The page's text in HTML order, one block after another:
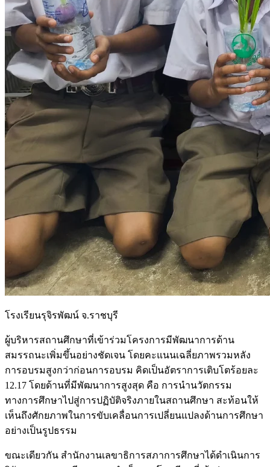
โรงเรียนรุจิรพัฒน์ จ.ราชบุรี
ผู้บริหารสถานศึกษาที่เข้าร่วมโครงการมีพัฒนาการด้าน
สมรรถนะเพิ่มขึ้นอย่างชัดเจน โดยคะแนนเฉลี่ยภาพรวมหลัง
การอบรมสูงกว่าก่อนการอบรม คิดเป็นอัตราการเติบโตร้อยละ
12.17 โดยด้านที่มีพัฒนาการสูงสุด คือ การนำนวัตกรรม
ทางการศึกษาไปสู่การปฏิบัติจริงภายในสถานศึกษา สะท้อนให้
เห็นถึงศักยภาพในการขับเคลื่อนการเปลี่ยนแปลงด้านการศึกษา
อย่างเป็นรูปธรรม
ขณะเดียวกัน สำนักงานเลขาธิการสภาการศึกษาได้ดำเนินการ